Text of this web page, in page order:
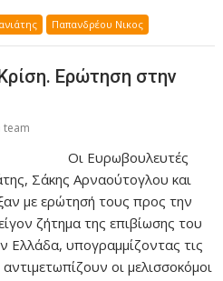
Παπανδρέου Νικος
Ερώτηση στην
team
Οι Ευρωβουλευτές
Σάκης Αρναούτογλου και
με ερώτησή τους προς την
ζήτημα της επιβίωσης του
Ελλάδα, υπογραμμίζοντας τις
οι μελισσοκόμοι